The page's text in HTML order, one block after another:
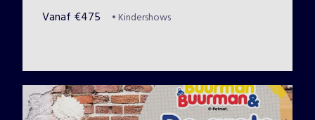
Vanaf €475 • Kindershows